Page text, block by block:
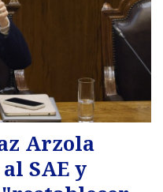
Arzola
SAE y